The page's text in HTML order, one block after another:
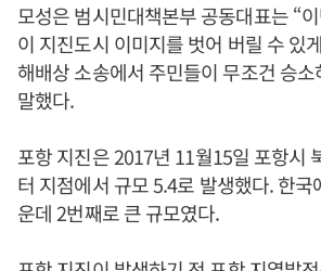
모성은 범시민대책본부 공동대표는 “
이 지진도시 이미지를 벗어 버릴 수 있
해배상 소송에서 주민들이 무조건 승
말했다.
포항 지진은 2017년 11월15일 포항시
터 지점에서 규모 5.4로 발생했다. 한
운데 2번째로 큰 규모였다.